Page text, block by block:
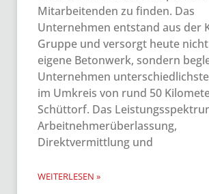
Mitarbeitenden zu finden. Das
Unternehmen entstand aus der
Gruppe und versorgt heute
eigene Betonwerk, sondern
Unternehmen
im Umkreis von rund 50
Schüttorf. Das
Arbeitnehmerüberlassung,
Direktvermittlung und
WEITERLESEN »